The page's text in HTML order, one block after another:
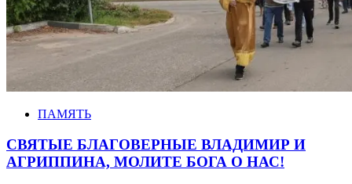
ПАМЯТЬ
СВЯТЫЕ БЛАГОВЕРНЫЕ ВЛАДИМИР И
АГРИППИНА, МОЛИТЕ БОГА О НАС!